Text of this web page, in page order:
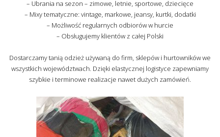
– Ubrania na sezon – zimowe, letnie, sportowe, dziecięce
– Mixy tematyczne: vintage, markowe, jeansy, kurtki, dodatki
– Możliwość regularnych odbiorów w hurcie
– Obsługujemy klientów z całej Polski
Dostarczamy tanią odzież używaną do firm, sklepów i hurtowników we
wszystkich województwach. Dzięki elastycznej logistyce zapewniamy
szybkie i terminowe realizacje nawet dużych zamówień.